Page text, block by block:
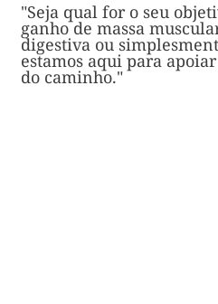
"Seja qual for o seu
ganho de massa
digestiva ou
estamos aqui para
do caminho."